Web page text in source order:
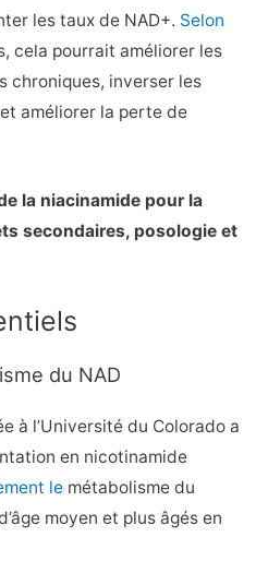
les taux de NAD+. Selon
cela pourrait améliorer les
chroniques, inverser les
améliorer la perte de
la niacinamide pour la
secondaires, posologie et
du NAD
à l’Université du Colorado a
en nicotinamide
lemétabolisme du
moyen et plus âgés en